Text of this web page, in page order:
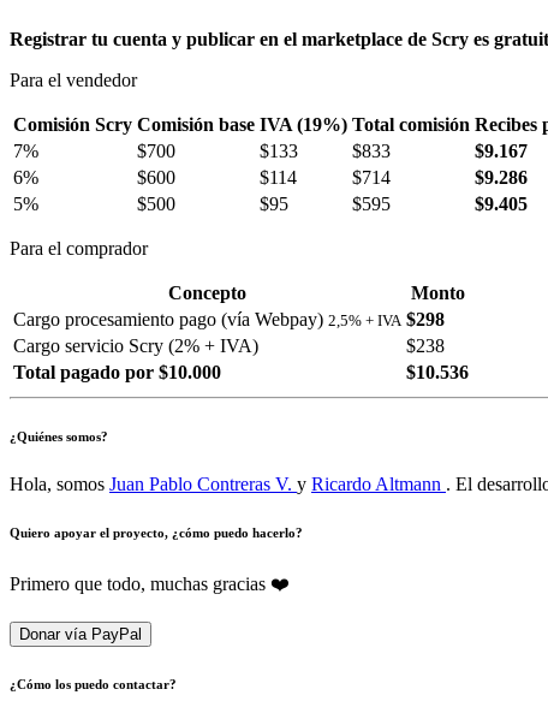
Registrar tu cuenta y publicar en el marketplace de Scry es
Para el vendedor
Comisión Scry Comisión base IVA (19%) Total comisión Recibes
7%
$700 $133 $833
$9.167
6%
$600 $114 $714
$9.286
5%
$500 $95 $595 $9.405
Para el comprador
Concepto
Monto
Cargo procesamiento pago (vía Webpay) 2,5% + IVA $298
Cargo servicio Scry (2% + IVA)
$238
Total pagado por $10.000
$10.536
¿Quiénes somos?
Hola, somos Juan Pablo Contreras V. y Ricardo Altmann . El
Quiero apoyar el proyecto, ¿cómo puedo hacerlo?
Primero que todo, muchas gracias ❤️
Donar vía PayPal
¿Cómo los puedo contactar?